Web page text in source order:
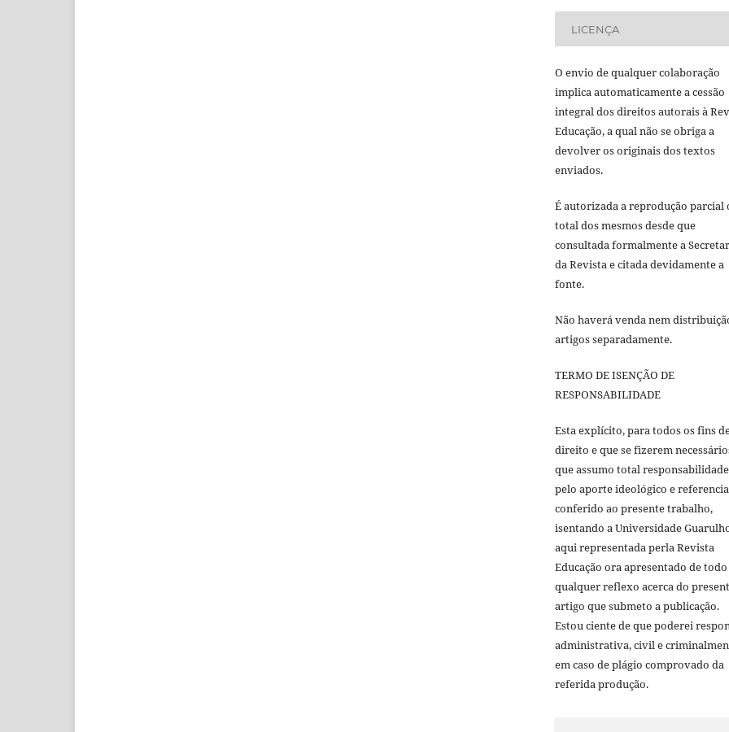
LICENÇA
O envio de qualquer colaboração
implica automaticamente a cessão
integral dos direitos autorais à
Educação, a qual não se obriga a
devolver os originais dos textos
enviados.
É autorizada a reprodução parcial
total dos mesmos desde que
consultada formalmente a
da Revista e citada devidamente a
fonte.
Não haverá venda nem
artigos separadamente.
TERMO DE ISENÇÃO DE
RESPONSABILIDADE
Esta explícito, para todos os fins
direito e que se fizerem
que assumo total responsabilidade
pelo aporte ideológico e
conferido ao presente trabalho,
isentando a Universidade
aqui representada perla Revista
Educação ora apresentado de todo
qualquer reflexo acerca do
artigo que submeto a publicação.
Estou ciente de que poderei
administrativa, civil e
em caso de plágio comprovado da
referida produção.